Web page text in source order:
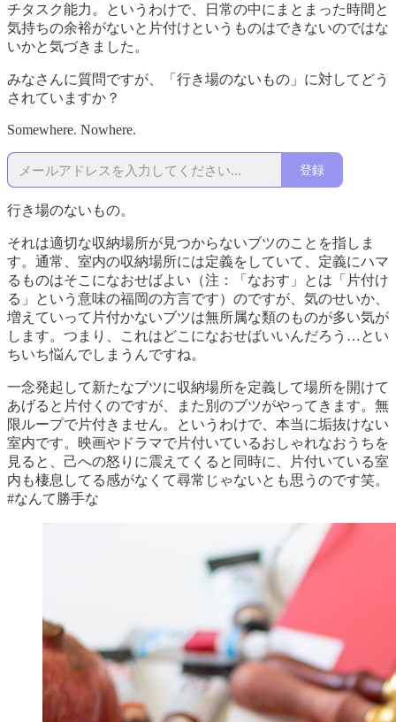
チタスク能力。というわけで、日常の中にまとまった時間と
気持ちの余裕がないと片付けというものはできないのではな
いかと気づきました。
みなさんに質問ですが、「行き場のないもの」に対してどう
されていますか？
Somewhere. Nowhere.
登録
行き場のないもの。
それは適切な収納場所が見つからないブツのことを指しま
す。通常、室内の収納場所には定義をしていて、定義にハマ
るものはそこになおせばよい（注：「なおす」とは「片付け
る」という意味の福岡の方言です）のですが、気のせいか、
増えていって片付かないブツは無所属な類のものが多い気が
します。つまり、これはどこになおせばいいんだろう…とい
ちいち悩んでしまうんですね。
一念発起して新たなブツに収納場所を定義して場所を開けて
あげると片付くのですが、また別のブツがやってきます。無
限ループで片付きません。というわけで、本当に垢抜けない
室内です。映画やドラマで片付いているおしゃれなおうちを
見ると、己への怒りに震えてくると同時に、片付いている室
内も棲息してる感がなくて尋常じゃないとも思うのです笑。
#なんて勝手な